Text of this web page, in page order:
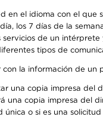
en el idioma con el
los 7 días de la
servicios de un
tipos de
la información de
una copia impresa del
una copia impresa del
única o si es una